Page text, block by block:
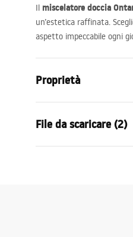
Il miscelatore doccia
un’estetica raffinata.
aspetto impeccabile ogni
Proprietà
Metodo di installazione
Colore
File da scaricare (2)